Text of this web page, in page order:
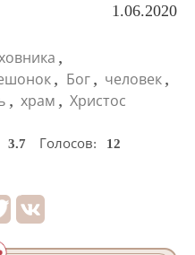
1.06.2020
,
, Бог , человек ,
, храм , Христос
3.7 Голосов:
12